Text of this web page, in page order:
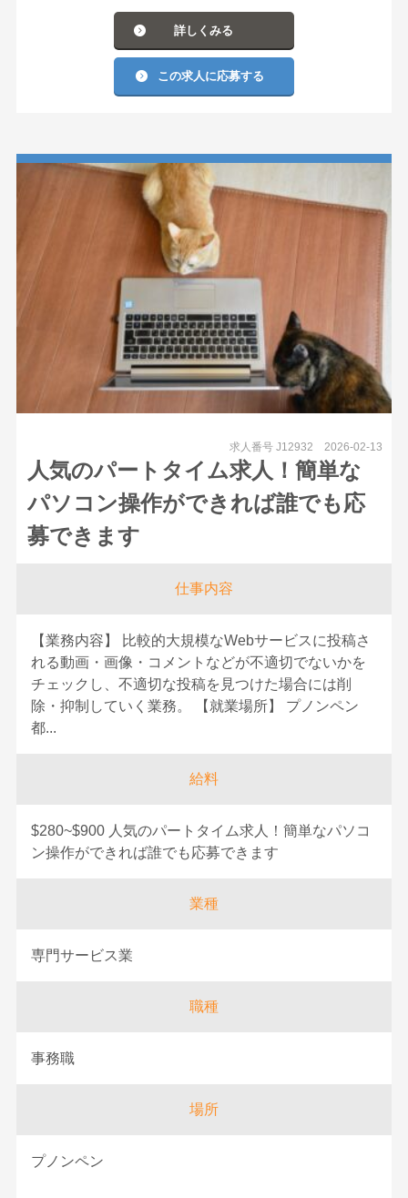
詳しくみる
この求人に応募する
人気のパートタイム求人！簡単な
パソコン操作ができれば誰でも応
募できます
求人番号 J12932 2026-02-13
仕事内容
【業務内容】 比較的大規模なWebサービスに投稿さ
れる動画・画像・コメントなどが不適切でないかを
チェックし、不適切な投稿を見つけた場合には削
除・抑制していく業務。 【就業場所】 プノンペン
都...
給料
$280~$900 人気のパートタイム求人！簡単なパソコ
ン操作ができれば誰でも応募できます
業種
専門サービス業
職種
事務職
場所
プノンペン